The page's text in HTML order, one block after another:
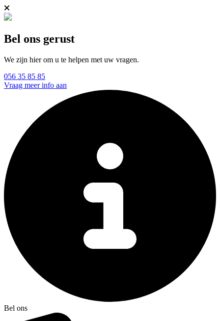
Bel ons gerust
We zijn hier om u te helpen met uw vragen.
056 35 85 85
Vraag meer info aan
Bel ons